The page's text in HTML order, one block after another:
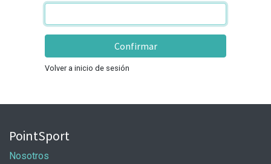
Confirmar
Volver a inicio de sesión
PointSport
Nosotros